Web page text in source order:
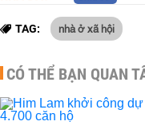
TAG: nhà ở xã hội
CÓ THỂ BẠN QUAN